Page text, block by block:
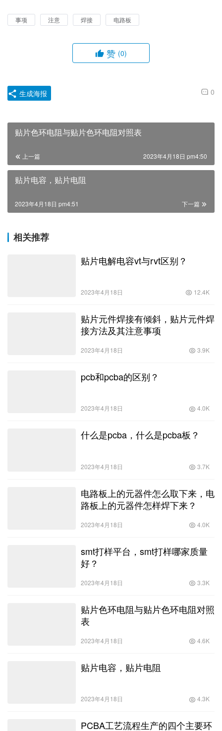
事项 注意 焊接 电路板
赞 (0)
0
生成海报
贴片色环电阻与贴片色环电阻对照表
上一篇 2023年4月18日 pm4:50
贴片电容，贴片电阻
下一篇
2023年4月18日 pm4:51
相关推荐
贴片电解电容vt与rvt区别？
2023年4月18日 12.4K
贴片元件焊接有倾斜，贴片元件焊
接方法及其注意事项
2023年4月18日 3.9K
pcb和pcba的区别？
2023年4月18日 4.0K
什么是pcba，什么是pcba板？
2023年4月18日 3.7K
电路板上的元器件怎么取下来，电
路板上的元器件怎样焊下来？
2023年4月18日 4.0K
smt打样平台，smt打样哪家质量
好？
2023年4月18日 3.3K
贴片色环电阻与贴片色环电阻对照
表
2023年4月18日 4.6K
贴片电容，贴片电阻
2023年4月18日 4.3K
PCBA工艺流程生产的四个主要环